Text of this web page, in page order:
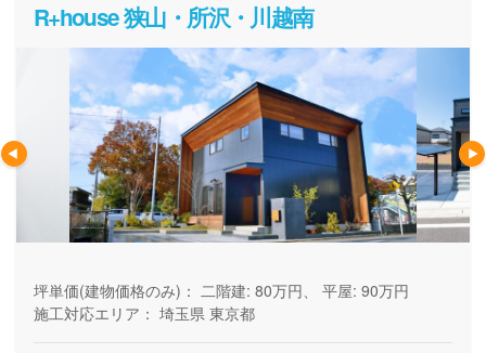
R+house 狭山・所沢・川越南
坪単価(建物価格のみ)： 二階建: 80万円、 平屋: 90万円
施工対応エリア： 埼玉県 東京都